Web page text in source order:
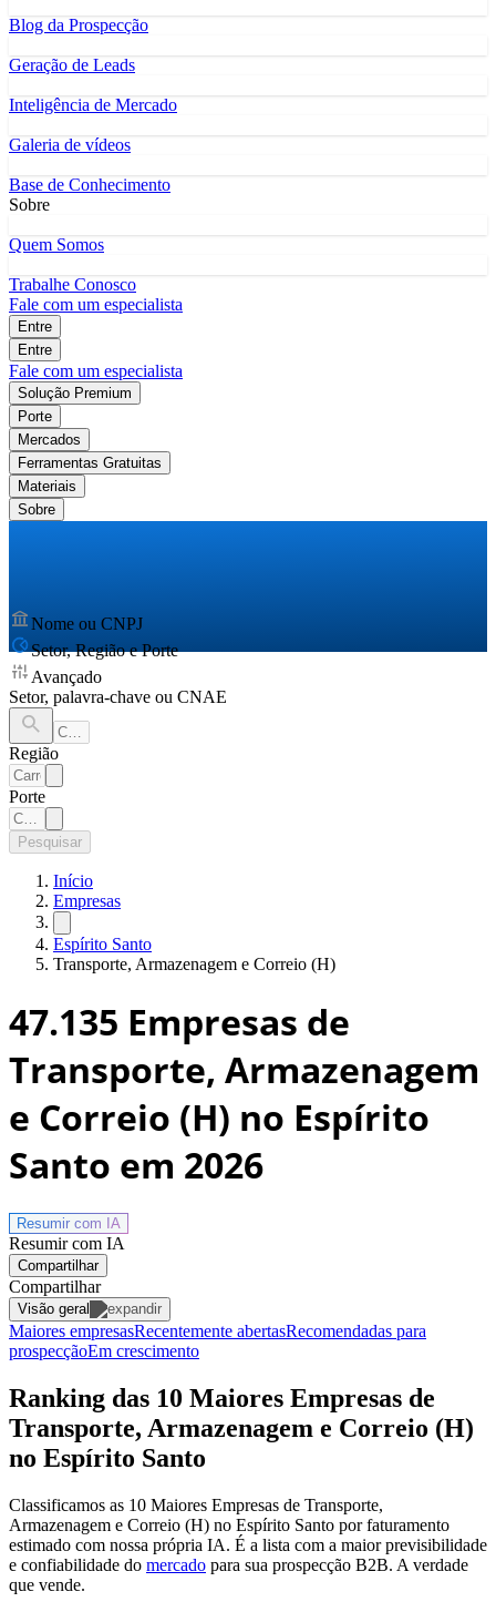
Blog da Prospecção
Geração de Leads
Inteligência de Mercado
Galeria de vídeos
Base de Conhecimento
Sobre
Quem Somos
Trabalhe Conosco
Fale com um especialista
Entre
Entre
Fale com um especialista
Solução Premium
Porte
Mercados
Ferramentas Gratuitas
Materiais
Sobre
Nome ou CNPJ
Setor, Região e Porte
Avançado
Setor, palavra-chave ou CNAE
Região
Porte
Pesquisar
Início
Empresas
Espírito Santo
Transporte, Armazenagem e Correio (H)
47.135 Empresas de
Transporte, Armazenagem
e Correio (H) no Espírito
Santo em 2026
Resumir com IA
Resumir com IA
Compartilhar
Compartilhar
Visão geral
Maiores empresasRecentemente abertasRecomendadas para
prospecçãoEm crescimento
Ranking das 10 Maiores Empresas de
Transporte, Armazenagem e Correio (H)
no Espírito Santo
Classificamos as 10 Maiores Empresas de Transporte,
Armazenagem e Correio (H) no Espírito Santo por faturamento
estimado com nossa própria IA. É a lista com a maior previsibilidade
e confiabilidade do mercado para sua prospecção B2B. A verdade
que vende.